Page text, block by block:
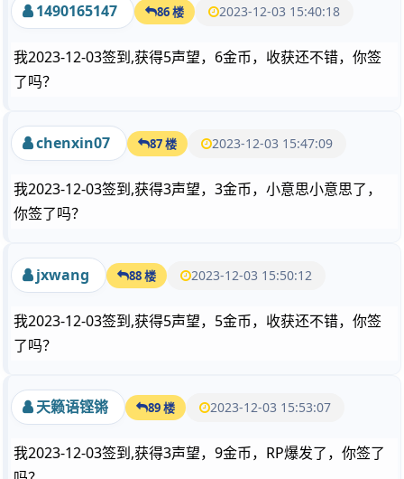
1490165147 86 楼 2023-12-03 15:40:18
我2023-12-03签到,获得5声望，6金币，收获还不错，你签
了吗？
chenxin07 87 楼 2023-12-03 15:47:09
我2023-12-03签到,获得3声望，3金币，小意思小意思了，
你签了吗？
jxwang 88 楼 2023-12-03 15:50:12
我2023-12-03签到,获得5声望，5金币，收获还不错，你签
了吗？
天籁语铿锵 89 楼 2023-12-03 15:53:07
我2023-12-03签到,获得3声望，9金币，RP爆发了，你签了